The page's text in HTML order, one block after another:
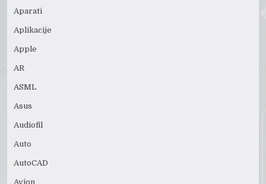
Aparati
Aplikacije
Apple
AR
ASML
Asus
Audiofil
Auto
AutoCAD
Avion